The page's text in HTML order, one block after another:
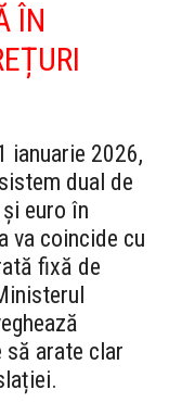
ÎN
ianuarie 2026,
dual de
euro în
va coincide cu
fixă de
să arate clar